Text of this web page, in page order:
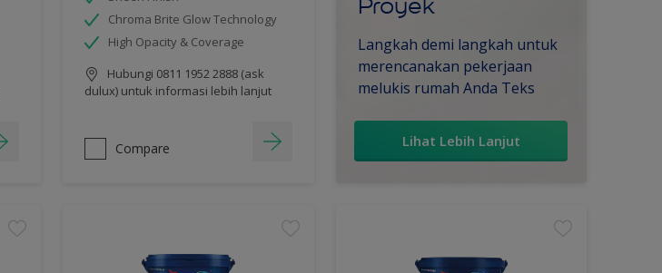
Chroma Brite Glow Technology
High Opacity & Coverage
Hubungi 0811 1952 2888 (ask
dulux) untuk informasi lebih lanjut
Compare
Langkah demi langkah untuk
merencanakan pekerjaan
melukis rumah Anda Teks
Lihat Lebih Lanjut